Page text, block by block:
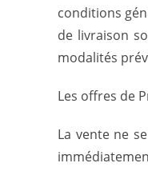
conditions
de livraison
modalités
Les offres de
La vente ne